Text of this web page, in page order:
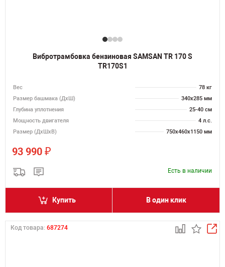
Вибротрамбовка бензиновая SAMSAN TR 170 S
TR170S1
Вес
78 кг
Размер башмака (ДхШ)
340х285 мм
Глубина уплотнения
25-40 см
Мощность двигателя
4 л.с.
Размер (ДхШхВ)
750х460х1150 мм
93 990 ₽
Есть в наличии
Купить В один клик
Код товара: 687274